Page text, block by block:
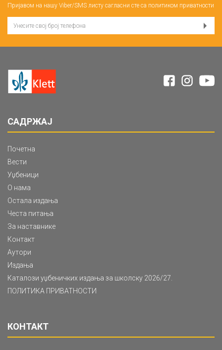
Пријавом на нашу Viber/SMS листу сагласни сте са политиком приватности
САДРЖАЈ
Почетна
Вести
Уџбеници
О нама
Остала издања
Честа питања
За наставнике
Контакт
Аутори
Издања
Каталози уџбеничких издања за школску 2026/27.
ПОЛИТИКА ПРИВАТНОСТИ
КОНТАКТ